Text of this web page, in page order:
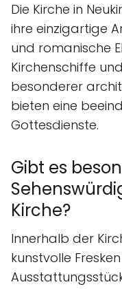
Die Kirche in
ihre einzigartige
und romanische
Kirchenschiffe
besonderer
bieten eine
Gottesdienste.
Gibt es
Kirche?
Innerhalb der
kunstvolle